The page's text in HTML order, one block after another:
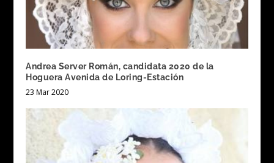
Andrea Server Román, candidata 2020 de la
Hoguera Avenida de Loring-Estación
23 Mar 2020